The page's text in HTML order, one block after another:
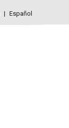
Español